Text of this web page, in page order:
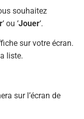
souhaitez
‘ ou ‘Jouer‘.
sur votre écran.
liste.
sur l’écran de